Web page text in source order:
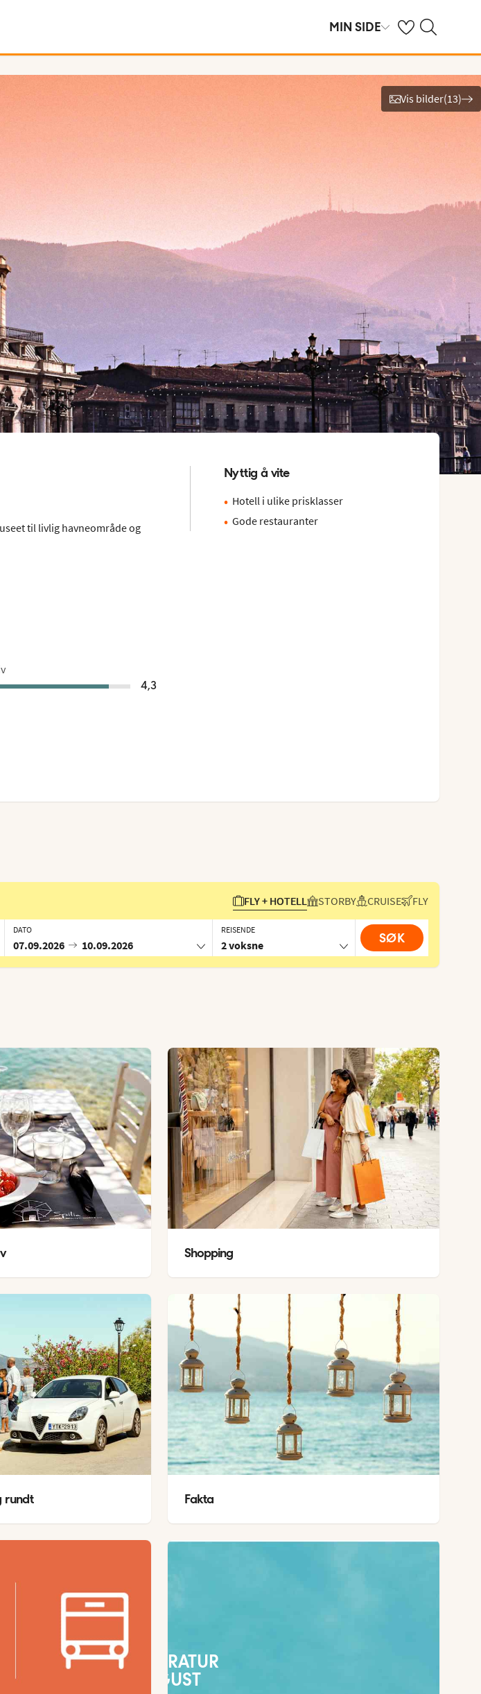
MIN SIDE Se dine sparte
Søk på ving.no
Vis bilder(13)
til livlig havneområde og
4,3
Nyttig å vite
Hotell i ulike prisklasser
Gode restauranter
FLY + HOTELL STORBY CRUISE FLY
DATO
07.09.2026 10.09.2026
REISENDE
2 voksne SØK
Shopping
rundt Fakta
TEMPERATUR
AUGUST